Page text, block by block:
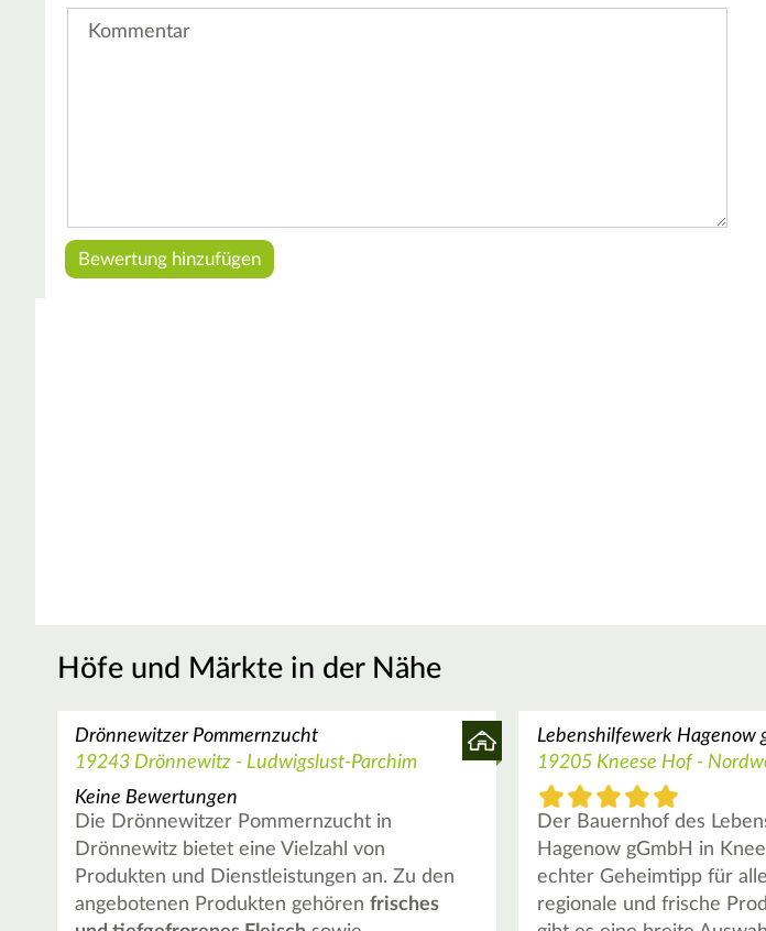
Höfe und Märkte in der Nähe
Drönnewitzer Pommernzucht
19243 Drönnewitz - Ludwigslust-Parchim
Keine Bewertungen
Die Drönnewitzer Pommernzucht in
Drönnewitz bietet eine Vielzahl von
Produkten und Dienstleistungen an. Zu den
angebotenen Produkten gehörenfrisches
Lebenshilfewerk Hagenow
19205 Kneese Hof -
Der Bauernhof des
Hagenow gGmbH in
echter Geheimtipp für
regionale und frische